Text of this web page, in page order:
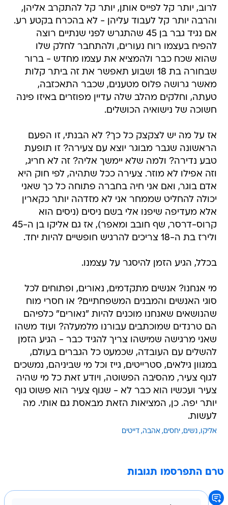
לרוב, יותר קל לפייס אותן, יותר קל להתקרב אליהן,
והרבה יותר קל לעבוד עליהן - לא בהכרח בקטע רע.
אם נגיד גבר בן 45 שהתגרש לפני שנתיים רוצה
להפיח בעצמו רוח נעורים, ולהתחבר לחלק שלו
שהוא שכח כבר ולהמציא את עצמו מחדש - ברור
שבחורה בת 18 ושבוע תאפשר את זה ביתר קלות
מאשר גרושה פלוס מטענים, שכבר התאכזבה,
טעתה, וחלקים מהלב שלה עדיין מפוזרים באיזו פינה
חשוכה של נישואיה הכושלים.
אז על מה יש לצקצק כל כך? לא הבנתי, זו הפעם
הראשונה שגבר מבוגר יוצא עם צעירה? זו תופעת
טבע נדירה? ולמה שלא יימשך אליה? זה לא חריג,
וזה אפילו לא מוזר. צעירה ככל שתהיה, לפי חוק היא
אדם בוגר, ואם אני חיה בחברה פתוחה כל כך שאני
יכולה להחליט שממחר אני לא מזדהה יותר כקארין
אלא מעדיפה שיפנו אלי בשם ניסים (ניסים הוא
קרוס-דרסר, שף חובב ומאפר), אז גם אליקו בן ה-45
ולירז בת ה-18 צריכים להרגיש חופשיים להיות יחד.
בכלל, הגיע הזמן להיסגר על עצמנו.
מי אנחנו? אנשים מתקדמים, נאורים, ופתוחים לכל
סוגי האנשים והמבנים המשפחתיים? או חסרי מוח
שהנושאים שאנחנו מוכנים להיות "נאורים" כלפיהם
הם טרנדים שמוכתבים עבורנו מלמעלה? ועוד משהו
שאני מרגישה שמישהו צריך להגיד כבר - הגיע הזמן
להשלים עם העובדה, שכמעט כל הגברים בעולם,
במגוון גילאים, סטרייטים, גייז וכל מי שביניהם, נמשכים
לגוף צעיר, מהסיבה הפשוטה, ויודע זאת כל מי שהיה
צעיר ועכשיו הוא כבר לא - שגוף צעיר הוא פשוט גוף
יותר יפה. כן, המציאות הזאת מבאסת גם אותי. מה
לעשות.
אליקו נשים יחסים אהבה דייטים
טרם התפרסמו תגובות